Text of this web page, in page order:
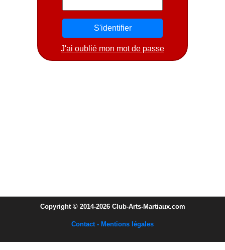
J'ai oublié mon mot de passe
Copyright © 2014-2026 Club-Arts-Martiaux.com
Contact - Mentions légales